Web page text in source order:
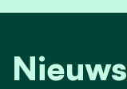
Nieuws